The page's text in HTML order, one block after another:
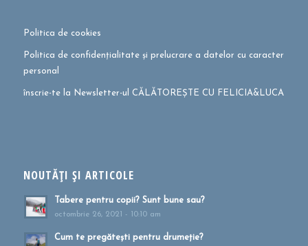
Politica de cookies
Politica de confidențialitate și prelucrare a datelor cu caracter
personal
înscrie-te la Newsletter-ul CĂLĂTOREȘTE CU FELICIA&LUCA
NOUTĂȚI ȘI ARTICOLE
Tabere pentru copii? Sunt bune sau?
octombrie 26, 2021 - 10:10 am
Cum te pregătești pentru drumeție?